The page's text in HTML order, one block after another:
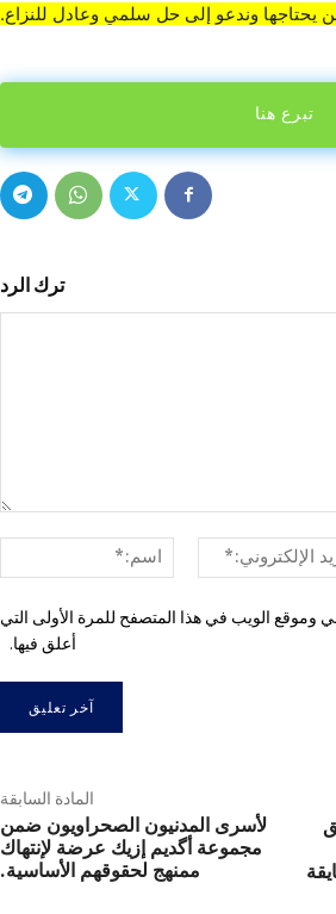
يحتاجها وندعو إلى حل سلمي وعادل للنزاع.
تبرع هنا
ترك الرد
الإلكتروني:*
وموقع الويب في هذا المتصفح للمرة الأولى التي
أعلق فيها.
المادة السابقة
لأسرى المدنيون الصحراويون ضمن
مجموعة أگديم إزيك عرضة لإنتهاك
ممنهج لحقوقهم الأساسية.